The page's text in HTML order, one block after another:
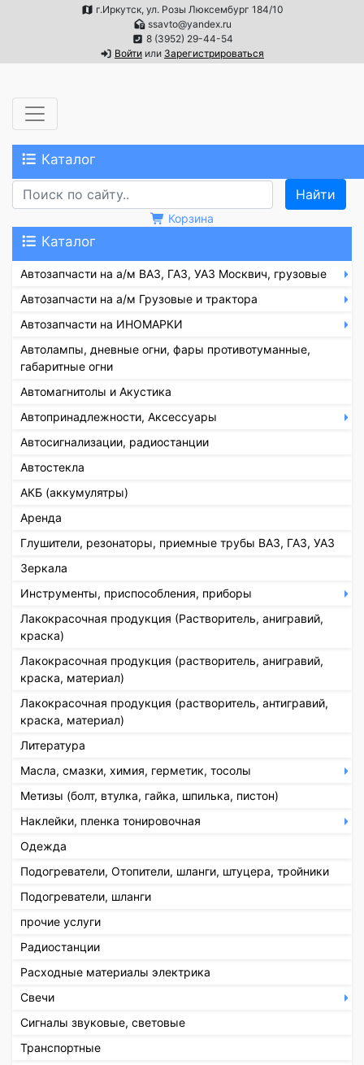
г.Иркутск, ул. Розы Люксембург 184/10
ssavto@yandex.ru
8 (3952) 29-44-54
Войти или Зарегистрироваться
Каталог
Корзина
Каталог
Автозапчасти на а/м ВАЗ, ГАЗ, УАЗ Москвич, грузовые
Автозапчасти на а/м Грузовые и трактора
Автозапчасти на ИНОМАРКИ
Автолампы, дневные огни, фары противотуманные,
габаритные огни
Автомагнитолы и Акустика
Автопринадлежности, Аксессуары
Автосигнализации, радиостанции
Автостекла
АКБ (аккумулятры)
Аренда
Глушители, резонаторы, приемные трубы ВАЗ, ГАЗ, УАЗ
Зеркала
Инструменты, приспособления, приборы
Лакокрасочная продукция (Растворитель, анигравий,
краска)
Лакокрасочная продукция (растворитель, анигравий,
краска, материал)
Лакокрасочная продукция (растворитель, антигравий,
краска, материал)
Литература
Масла, смазки, химия, герметик, тосолы
Метизы (болт, втулка, гайка, шпилька, пистон)
Наклейки, пленка тонировочная
Одежда
Подогреватели, Отопители, шланги, штуцера, тройники
Подогреватели, шланги
прочие услуги
Радиостанции
Расходные материалы электрика
Свечи
Сигналы звуковые, световые
Транспортные